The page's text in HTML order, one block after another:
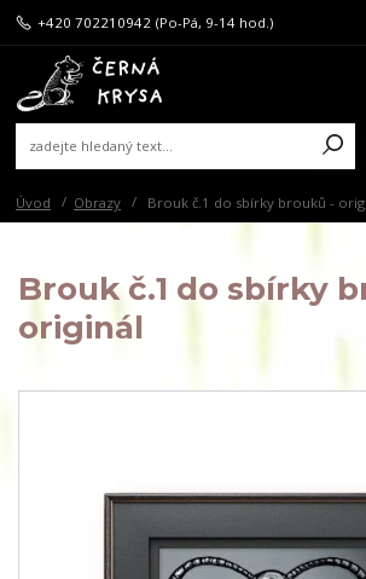
+420 702210942 (Po-Pá, 9-14 hod.)
Úvod Obrazy Brouk č.1 do sbírky brouků -
Brouk č.1 do sbírky
originál